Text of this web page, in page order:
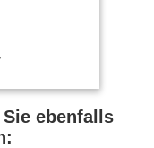
ebenfalls